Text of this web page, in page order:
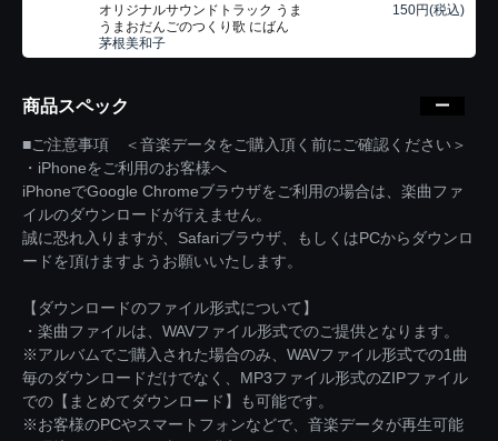
オリジナルサウンドトラック うま
うまおだんごのつくり歌 にばん
茅根美和子
150円(税込)
商品スペック
■ご注意事項 ＜音楽データをご購入頂く前にご確認ください＞
・iPhoneをご利用のお客様へ
iPhoneでGoogle Chromeブラウザをご利用の場合は、楽曲ファ
イルのダウンロードが行えません。
誠に恐れ入りますが、Safariブラウザ、もしくはPCからダウンロ
ードを頂けますようお願いいたします。
【ダウンロードのファイル形式について】
・楽曲ファイルは、WAVファイル形式でのご提供となります。
※アルバムでご購入された場合のみ、WAVファイル形式での1曲
毎のダウンロードだけでなく、MP3ファイル形式のZIPファイル
での【まとめてダウンロード】も可能です。
※お客様のPCやスマートフォンなどで、音楽データが再生可能